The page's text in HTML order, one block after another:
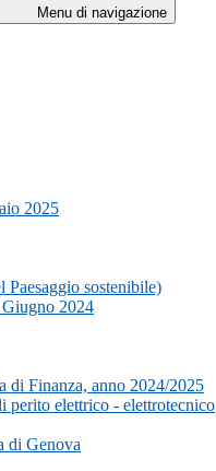
Menu di navigazione
2025
sostenibile)
2024
di Finanza, anno 2024/2025
perito elettrico - elettrotecnico
di Genova